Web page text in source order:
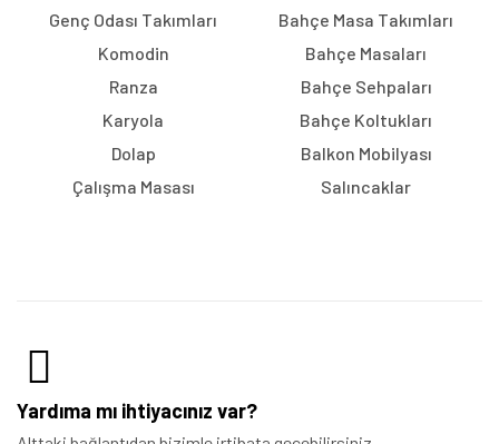
Genç Odası Takımları
Komodin
Ranza
Karyola
Dolap
Çalışma Masası
Bahçe Masa Takımları
Bahçe Masaları
Bahçe Sehpaları
Bahçe Koltukları
Balkon Mobilyası
Salıncaklar
Yardıma mı ihtiyacınız var?